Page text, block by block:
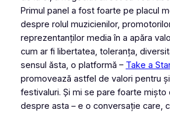
Primul panel a fost foarte pe placul
despre rolul muzicienilor,
reprezentanților media în a apăra
cum ar fi libertatea, toleranța,
sensul ăsta, o platformă – Take a
promovează astfel de valori pentru
festivaluri. Și mi se pare foarte mișto
despre asta – e o conversație care,